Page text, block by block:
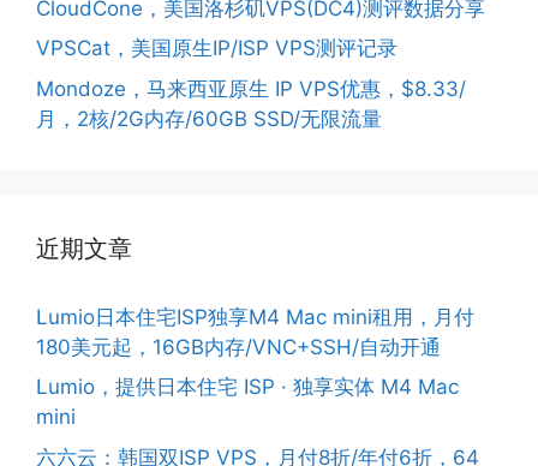
CloudCone，美国洛杉矶VPS(DC4)测评数据分享
VPSCat，美国原生IP/ISP VPS测评记录
Mondoze，马来西亚原生 IP VPS优惠，$8.33/
月，2核/2G内存/60GB SSD/无限流量
近期文章
Lumio日本住宅ISP独享M4 Mac mini租用，月付
180美元起，16GB内存/VNC+SSH/自动开通
Lumio，提供日本住宅 ISP · 独享实体 M4 Mac
mini
六六云：韩国双ISP VPS，月付8折/年付6折，64